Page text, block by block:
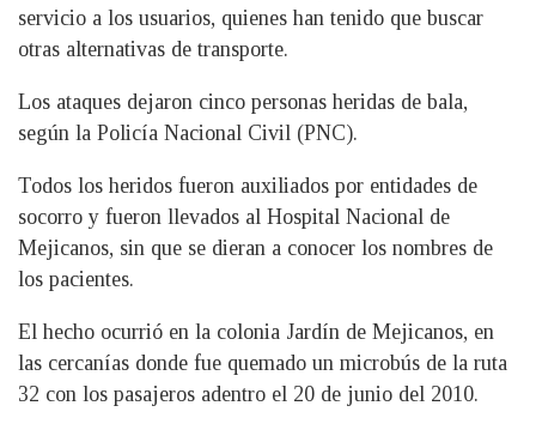
servicio a los usuarios, quienes han tenido que buscar
otras alternativas de transporte.
Los ataques dejaron cinco personas heridas de bala,
según la Policía Nacional Civil (PNC).
Todos los heridos fueron auxiliados por entidades de
socorro y fueron llevados al Hospital Nacional de
Mejicanos, sin que se dieran a conocer los nombres de
los pacientes.
El hecho ocurrió en la colonia Jardín de Mejicanos, en
las cercanías donde fue quemado un microbús de la ruta
32 con los pasajeros adentro el 20 de junio del 2010.